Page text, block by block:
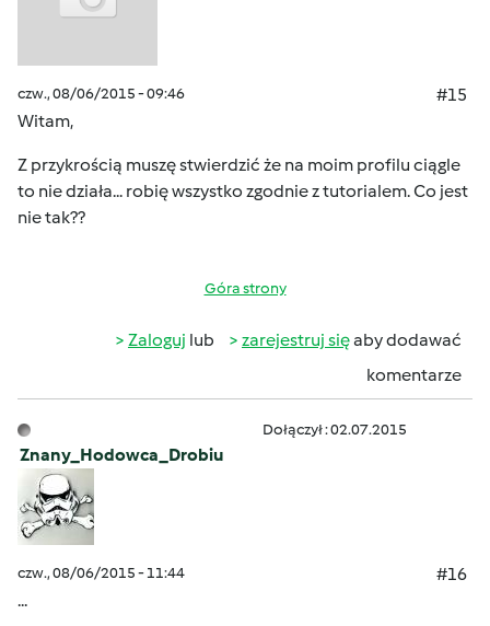
czw., 08/06/2015 - 09:46
#15
Witam,
Z przykrością muszę stwierdzić że na moim profilu ciągle
to nie działa... robię wszystko zgodnie z tutorialem. Co jest
nie tak??
Góra strony
Zaloguj lub zarejestruj sięaby dodawać
komentarze
Znany_Hodowca_Drobiu
Dołączył : 02.07.2015
czw., 08/06/2015 - 11:44
#16
...